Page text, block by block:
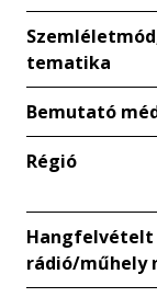
tematika
Bemutató
Régió
rádió/műhely